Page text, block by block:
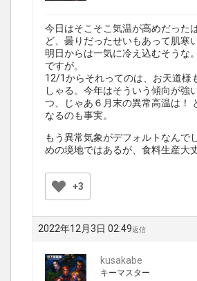
今日はそこそこ気温が高めだった
ど、曇りだったせいもあって肌寒い
明日からは一気に冷え込むそうな
ですが。
12/1からそれってのは、お天道様
しゃる。今年はそういう傾向が強
つ、じゃあ６月末の異常高温は！
なるのも事実。
もう異常気象がデフォルトなんで
めの境地ではあるが、食料生産大
+3
2022年12月3日 02:49返信
kusakabe
キーマスター